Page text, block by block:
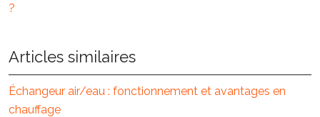
?
Articles similaires
Échangeur air/eau : fonctionnement et avantages en
chauffage